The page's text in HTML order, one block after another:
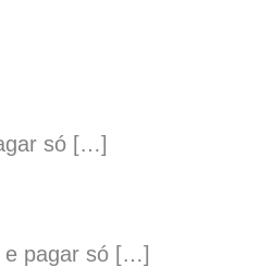
só […]
e pagar só […]